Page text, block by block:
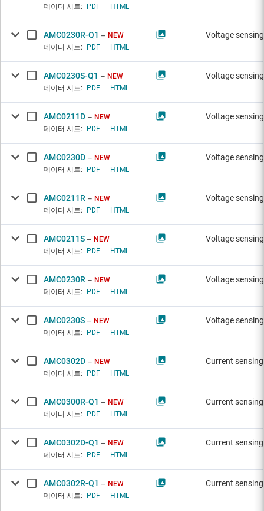
데이터 시트:
PDF HTML
AMC0230R-Q1
NEW
데이터 시트:
PDF HTML
Voltage sensing
AMC0230S-Q1
NEW
데이터 시트:
PDF HTML
Voltage sensing
AMC0211D
NEW
데이터 시트:
PDF HTML
Voltage sensing
AMC0230D
NEW
데이터 시트:
PDF HTML
Voltage sensing
AMC0211R
NEW
데이터 시트:
PDF HTML
Voltage sensing
AMC0211S
NEW
데이터 시트:
PDF HTML
Voltage sensing
AMC0230R
NEW
데이터 시트:
PDF HTML
Voltage sensing
AMC0230S
NEW
데이터 시트:
PDF HTML
Voltage sensing
AMC0302D
NEW
데이터 시트:
PDF HTML
Current sensing
AMC0300R-Q1
NEW
데이터 시트:
PDF HTML
Current sensing
AMC0302D-Q1
NEW
데이터 시트:
PDF HTML
Current sensing
AMC0302R-Q1
NEW
데이터 시트:
PDF HTML
Current sensing